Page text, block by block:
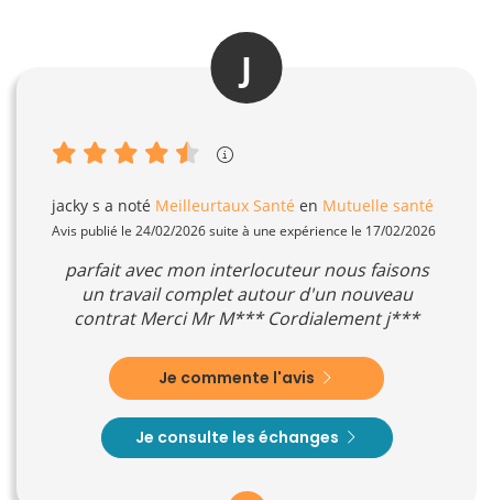
J
jacky s a noté Meilleurtaux Santé en Mutuelle santé
Avis publié le 24/02/2026 suite à une expérience le 17/02/2026
parfait avec mon interlocuteur nous faisons
un travail complet autour d'un nouveau
contrat Merci Mr M*** Cordialement j***
Je commente l'avis
Je consulte les échanges